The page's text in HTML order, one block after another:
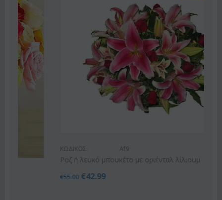
Af9
Ροζ ή λευκό μπουκέτο με οριένταλ λίλιουμ
42.99